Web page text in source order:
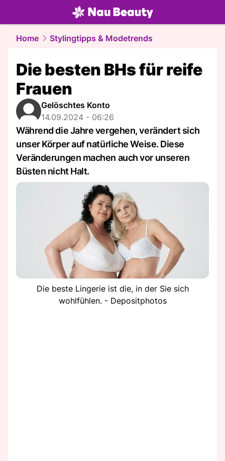
beauty.NAU.ch
Home Stylingtipps & Modetrends
Die besten BHs für reife
Frauen
Gelöschtes Konto
14.09.2024 - 06:26
Während die Jahre vergehen, verändert sich
unser Körper auf natürliche Weise. Diese
Veränderungen machen auch vor unseren
Büsten nicht Halt.
Die beste Lingerie ist die, in der Sie sich
wohlfühlen. - Depositphotos